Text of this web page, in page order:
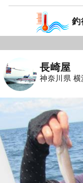
釣
長崎屋
神奈川県